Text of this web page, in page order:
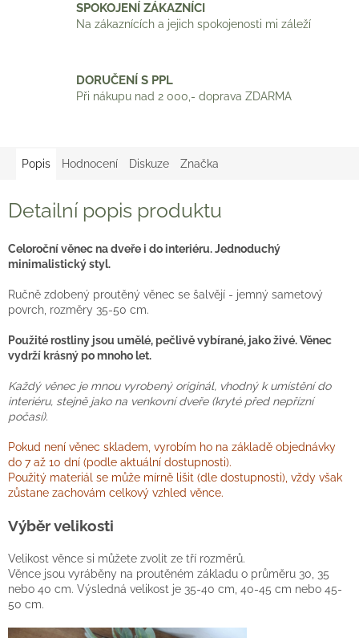
SPOKOJENÍ ZÁKAZNÍCI
Na zákaznících a jejich spokojenosti mi záleží
DORUČENÍ S PPL
Při nákupu nad 2 000,- doprava ZDARMA
Popis Hodnocení Diskuze Značka
Detailní popis produktu
Celoroční věnec na dveře i do interiéru. Jednoduchý
minimalistický styl.
Ručně zdobený proutěný věnec se šalvějí - jemný sametový
povrch, rozměry 35-50 cm.
Použité rostliny jsou umělé, pečlivě vybírané, jako živé. Věnec
vydrží krásný po mnoho let.
Každý věnec je mnou vyrobený originál, vhodný k umístění do
interiéru, stejně jako na venkovní dveře (kryté před nepřízní
počasí).
Pokud není věnec skladem, vyrobím ho na základě objednávky
do 7 až 10 dní (podle aktuální dostupnosti).
Použitý materiál se může mírně lišit (dle dostupnosti), vždy však
zůstane zachovám celkový vzhled věnce.
Výběr velikosti
Velikost věnce si můžete zvolit ze tří rozměrů.
Věnce jsou vyráběny na proutěném základu o průměru 30, 35
nebo 40 cm. Výsledná velikost je 35-40 cm, 40-45 cm nebo 45-
50 cm.